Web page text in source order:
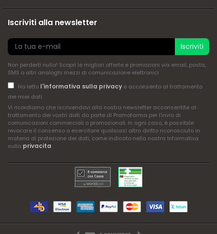
Iscriviti alla newsletter
Iscriviti
Non perderti nulla! Scopri le migliori offerte e promozioni via email, posta,
SMS o altri analoghi mezzi di comunicazione elettronici
Ho letto l'informativa sulla privacye acconsento al trattamento
dei miei dati
Vi ricordiamo che iscrivendovi alla nostra newsletter acconsentite al
trattamento dei vostri dati da parte di Promofarma per l'invio di
comunicazioni commerciali o promozionali. In ogni caso, è possibile
revocare il consenso o esercitare qualsiasi altro diritto riconosciuto in
materia di protezione dei dati, come indicato nella nostra Informativa
sulla privacita .